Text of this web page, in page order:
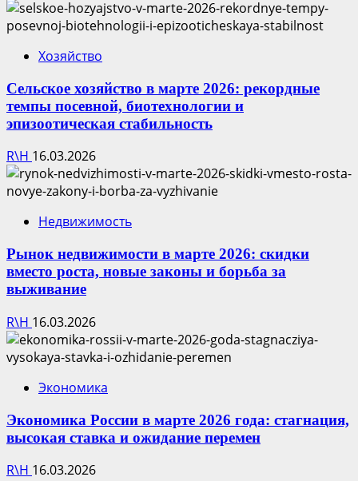
Хозяйство
Сельское хозяйство в марте 2026: рекордные
темпы посевной, биотехнологии и
эпизоотическая стабильность
R\H 16.03.2026
Недвижимость
Рынок недвижимости в марте 2026: скидки
вместо роста, новые законы и борьба за
выживание
R\H 16.03.2026
Экономика
Экономика России в марте 2026 года: стагнация,
высокая ставка и ожидание перемен
R\H 16.03.2026